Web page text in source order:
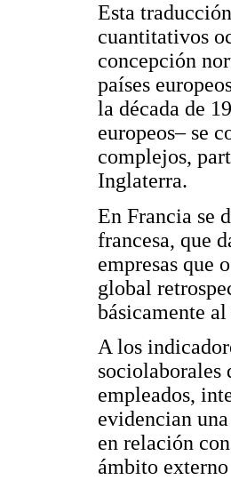
Esta
cuantitativos
concepción
países
la década de
europeos– se
complejos,
Inglaterra.
En Francia se
francesa, que
empresas que
global
básicamente
A los
sociolaborales
empleados,
evidencian
en relación
ámbito